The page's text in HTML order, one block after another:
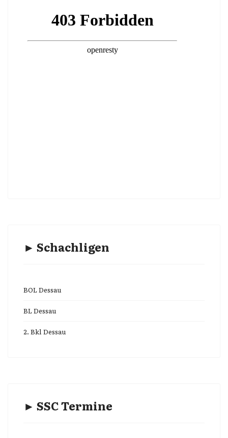
► Schachligen
BOL Dessau
BL Dessau
2. Bkl Dessau
► SSC Termine